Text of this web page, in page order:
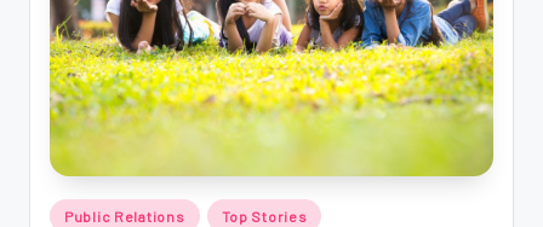
Posted
Public Relations Top Stories